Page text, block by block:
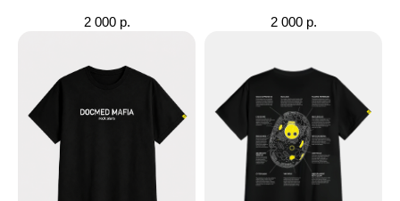
2 000 р. 2 000 р.